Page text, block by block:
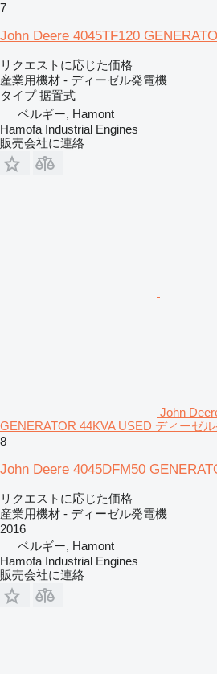
7
John Deere 4045TF120
リクエストに応じた価格
産業用機材 - ディーゼル発電機
タイプ 据置式
ベルギー, Hamont
Hamofa Industrial Engines
販売会社に連絡
John
GENERATOR 44KVA USED ディーゼ
8
John Deere 4045DFM50
リクエストに応じた価格
産業用機材 - ディーゼル発電機
2016
ベルギー, Hamont
Hamofa Industrial Engines
販売会社に連絡